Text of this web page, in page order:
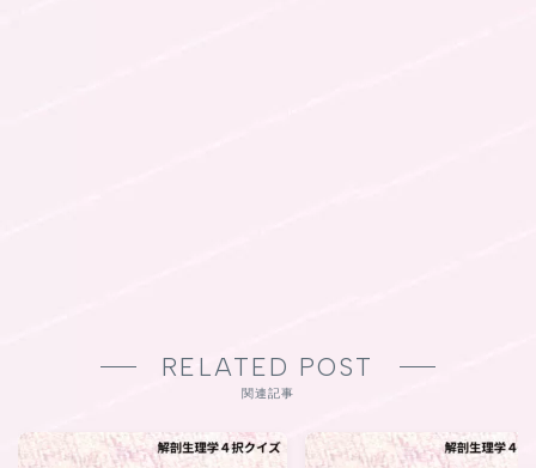
RELATED POST
関連記事